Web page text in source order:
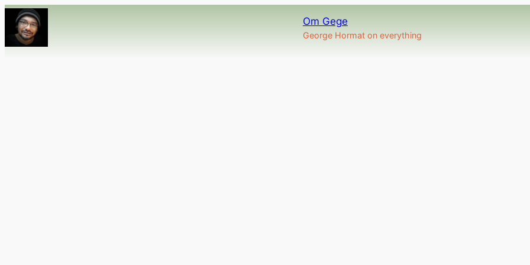
Om Gege
George Hormat on everything